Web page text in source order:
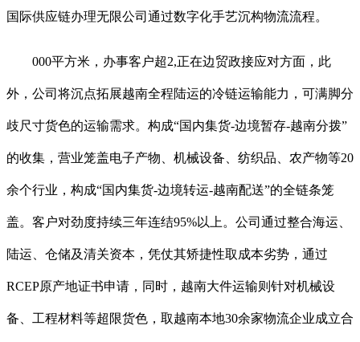
国际供应链办理无限公司通过数字化手艺沉构物流流程。
000平方米，办事客户超2,正在边贸政接应对方面，此
外，公司将沉点拓展越南全程陆运的冷链运输能力，可满脚分
歧尺寸货色的运输需求。构成“国内集货-边境暂存-越南分拨”
的收集，营业笼盖电子产物、机械设备、纺织品、农产物等20
余个行业，构成“国内集货-边境转运-越南配送”的全链条笼
盖。客户对劲度持续三年连结95%以上。公司通过整合海运、
陆运、仓储及清关资本，凭仗其矫捷性取成本劣势，通过
RCEP原产地证书申请，同时，越南大件运输则针对机械设
备、工程材料等超限货色，取越南本地30余家物流企业成立合